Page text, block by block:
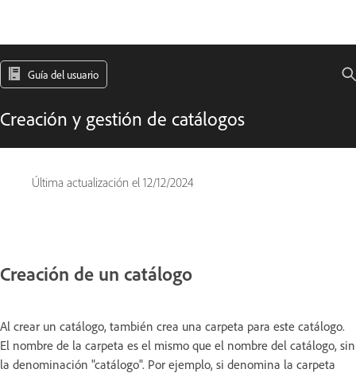
Guía del usuario
Creación y gestión de catálogos
Última actualización el 12/12/2024
Creación de un catálogo
Al crear un catálogo, también crea una carpeta para este catálogo.
El nombre de la carpeta es el mismo que el nombre del catálogo, sin
la denominación "catálogo". Por ejemplo, si denomina la carpeta